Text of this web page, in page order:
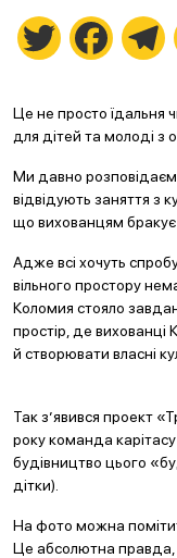
Twitter
Це не просто їдальня
для дітей та молоді з
Ми давно
відвідують заняття з
що вихованцям бракує
Адже всі хочуть
вільного простору
Коломия стояло
простір, де вихованці
й створювати власні
Так з’явився проект
року команда
будівництво цього
дітки).
На фото можна
Це абсолютна правда,